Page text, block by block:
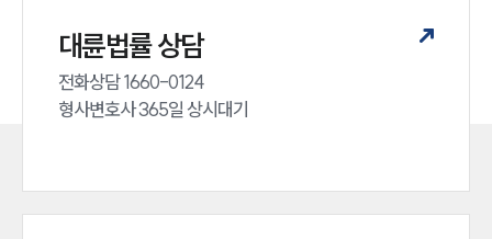
대륜법률 상담
전화상담 1660-0124
형사변호사 365일 상시대기